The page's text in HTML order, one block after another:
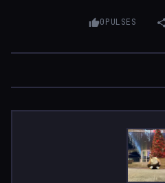
0PULSES